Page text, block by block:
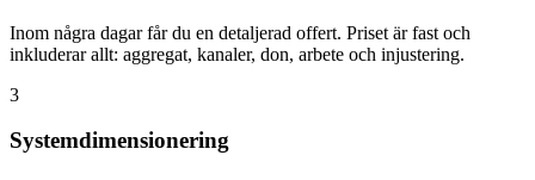
Inom några dagar får du en detaljerad offert. Priset är fast och
inkluderar allt: aggregat, kanaler, don, arbete och injustering.
3
Systemdimensionering